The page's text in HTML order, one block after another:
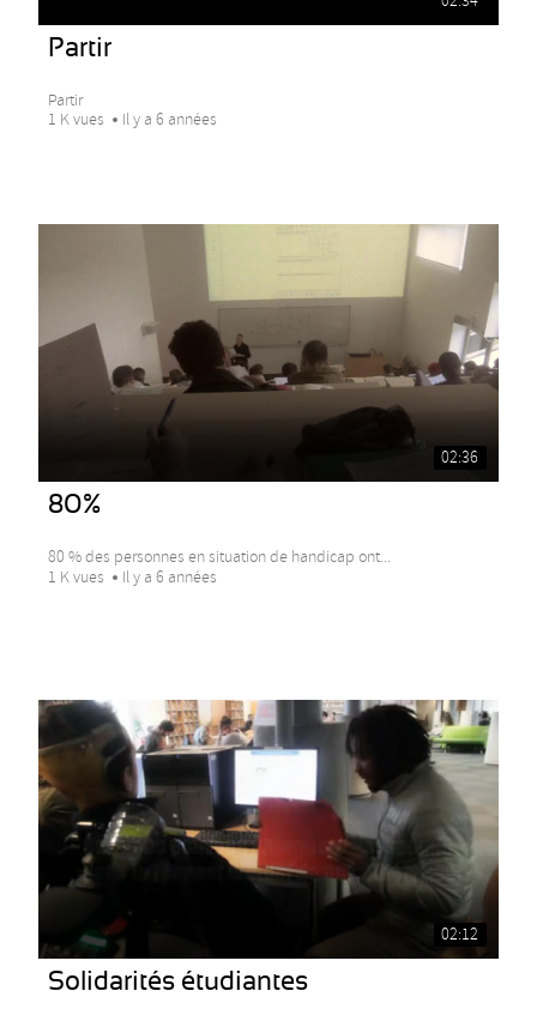
Partir
Partir
1 K vues
Il y a 6 années
02:36
80%
80 % des personnes en situation de handicap ont...
1 K vues
Il y a 6 années
02:12
Solidarités étudiantes